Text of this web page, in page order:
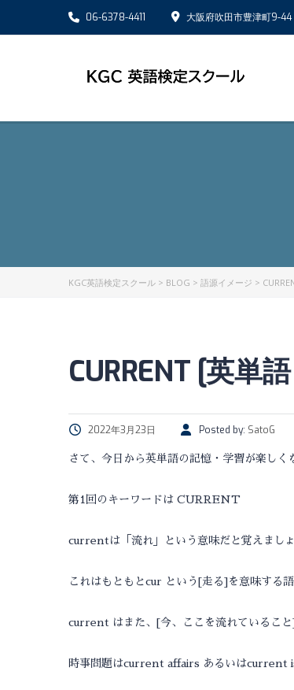
大阪府吹田市豊津町9-
06-6378-4411
KGC英語検定スクール > BLOG > 語源イメージ >
CURRENT [英
2022年3月23日 Posted by: SatoG
さて、今日から英単語の記憶・学習が楽し
第1回のキーワードは CURRENT
currentは「流れ」という意味だと覚えましょ
これはもともとcur という[走る]を意味する
current はまた、[今、ここを流れていること
時事問題はcurrent affairs あるいはcurrent